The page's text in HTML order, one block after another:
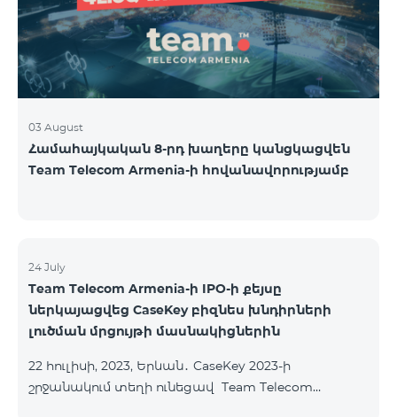
USA and Canada, Beeline Russia and Tele2 mob
03 August
Համահայկական 8-րդ խաղերը կանցկացվեն
Team Telecom Armenia-ի հովանավորությամբ
24 July
Team Telecom Armenia-ի IPO-ի քեյսը
ներկայացվեց CaseKey բիզնես խնդիրների
լուծման մրցույթի մասնակիցներին
22 հուլիսի, 2023, Երևան․ CaseKey 2023-ի
շրջանակում տեղի ունեցավ Team Telecom